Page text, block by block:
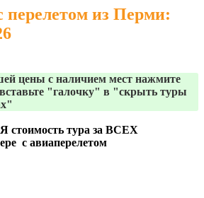
перелетом из Перми:
цены с наличием мест нажмите
"галочку" в "скрыть туры
тура за ВСЕХ
с авиаперелетом